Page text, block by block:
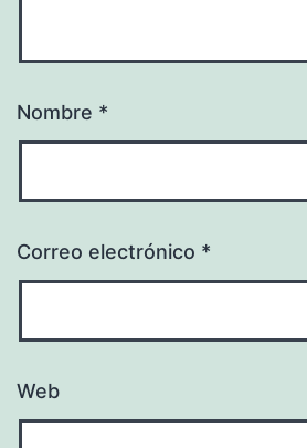
Nombre *
Correo electrónico *
Web